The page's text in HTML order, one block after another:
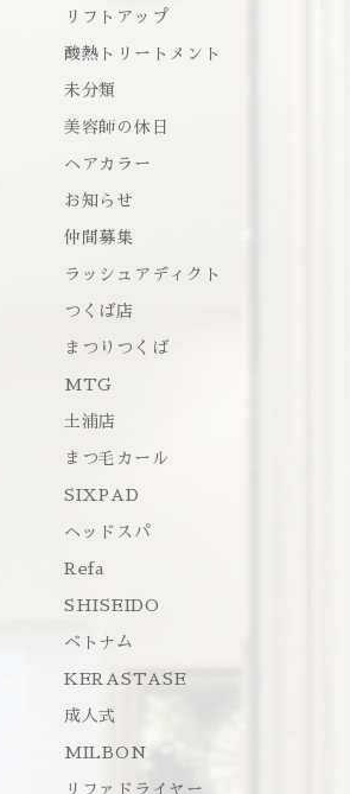
リフトアップ
酸熱トリートメント
未分類
美容師の休日
ヘアカラー
お知らせ
仲間募集
ラッシュアディクト
つくば店
まつりつくば
MTG
土浦店
まつ毛カール
SIXPAD
ヘッドスパ
Refa
SHISEIDO
ベトナム
KERASTASE
成人式
MILBON
リファドライヤー